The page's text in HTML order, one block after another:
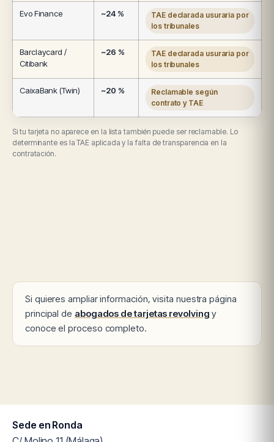
Evo Finance ~24 %
TAE declarada usuraria por
los tribunales
Barclaycard /
Citibank
~26 %
TAE declarada usuraria por
los tribunales
CaixaBank (Twin) ~20 %
Reclamable según
contrato y TAE
Si tu tarjeta no aparece en la lista también puede ser reclamable. Lo
determinante es la TAE aplicada y la falta de transparencia en la
contratación.
Si quieres ampliar información, visita nuestra página
principal de abogados de tarjetas revolving y
conoce el proceso completo.
Sede en Ronda